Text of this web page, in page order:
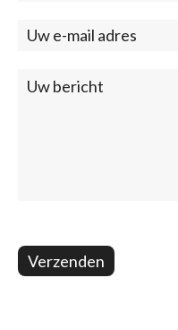
Verzenden